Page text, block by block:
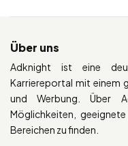
Über uns
Adknight ist eine
Karriereportal mit einem
und Werbung. Über
Möglichkeiten,
Bereichen zu finden.